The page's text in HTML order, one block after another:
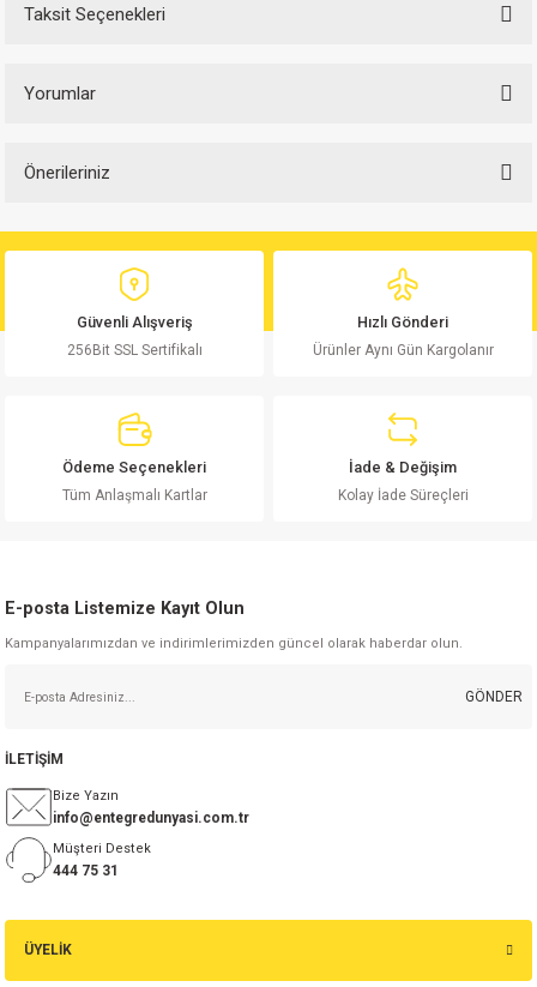
Taksit Seçenekleri
Yorumlar
Yorum Yaz
Önerileriniz
yetersiz gördüğünüz noktaları öneri formunu kullanarak tarafımıza
Görüş ve önerileriniz için teşekkür ederiz.
Ürün resmi kalitesiz, bozuk veya görüntülenemiyor.
Ürün bilgilerinde hatalar bulunuyor.
Bu ürüne benzer farklı alternatifler olmalı.
Gönder
Güvenli Alışveriş
256Bit SSL Sertifikalı
Hızlı Gönderi
Ürünler Aynı Gün Kargolanır
Ödeme Seçenekleri
Tüm Anlaşmalı Kartlar
İade & Değişim
Kolay İade Süreçleri
E-posta Listemize Kayıt Olun
Kampanyalarımızdan ve indirimlerimizden güncel olarak haberdar olun.
GÖNDER
ÜYELİK
İLETİŞİM
Bize Yazın
info@entegredunyasi.com.tr
Müşteri Destek
444 75 31